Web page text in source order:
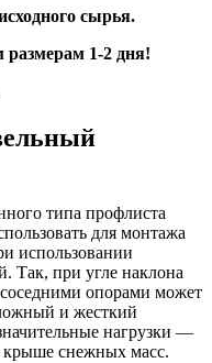
сырья.
размерам 1-2 дня!
типа профлиста
для монтажа
использовании
Так, при угле наклона
опорами может
и жесткий
нагрузки —
крыше снежных масс.